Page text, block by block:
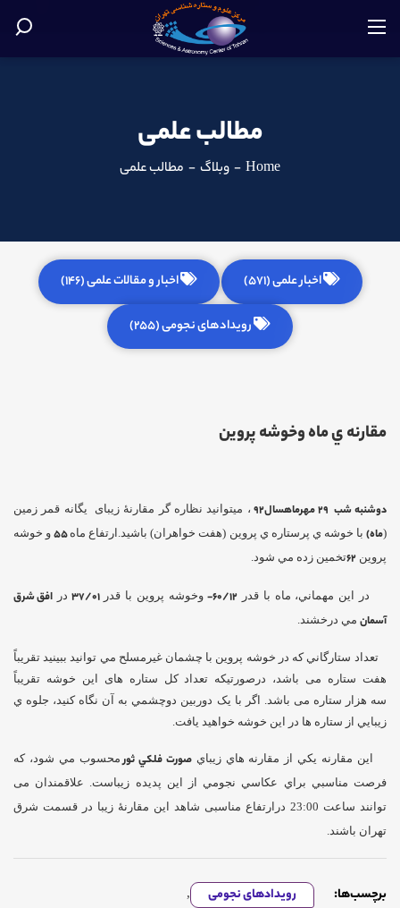
مطالب علمی
Home
- وبلاگ - مطالب علمی
اخبار علمی (571) اخبار و مقالات علمی (146)
رویدادهای نجومی (255)
مقارنه ي ماه وخوشه پروين
دوشنبه شب 29 مهرماهسال92
، میتوانید نظاره گر مقارنۀ زیبای یگانه قمر زمين
(ماه)با خوشه ي پرستاره ي پروين (هفت خواهران) باشید.ارتفاع ماه
و خوشه
پروين 62تخمين زده مي شود.
در اين مهماني، ماه با قدر 60/12- وخوشه پروين با قدر37/01 در افق شرق
آسمان مي درخشند.
تعداد ستارگاني که در خوشه پروين با چشمان غيرمسلح مي توانيد ببينيد تقریباً
هفت ستاره می باشد، درصورتیکه تعداد کل ستاره های این خوشه تقریباً
سه هزار ستاره می باشد. اگر با يک دوربين دوچشمي به آن نگاه کنيد، جلوه ي
زيبايي از ستاره ها در اين خوشه خواهيد يافت.
اين مقارنه يكي از مقارنه هاي زيبايصورت فلكي ثور محسوب مي شود، كه
فرصت مناسبي براي عكاسي نجومي از اين پديده زيباست. علاقمندان می
توانند ساعت 23:00 درارتفاع مناسبی شاهد این مقارنۀ زیبا در قسمت شرق
تهران باشند.
برچسب‌ها: رویدادهای نجومی ,